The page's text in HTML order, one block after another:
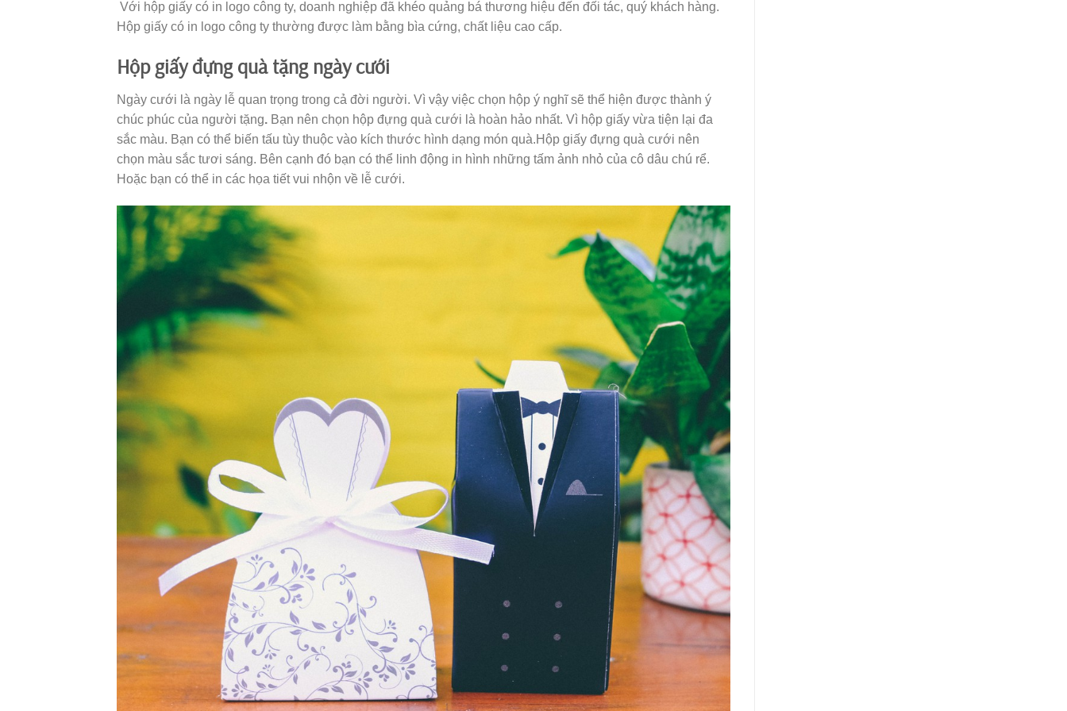
Hộp giấy đựng quà tặng cao cấp
Hộp giấy cao cấp thường dùng để chứa sản phẩm cao cấp như: rượu, hộp yến sào hay các sản phẩm mang
thương hiệu như :bóp ví, quần áo, caravat, hay đựng những thực phẩm dinh dưỡng quý…Nó giúp tạo nên
sự đẳng cấp của món quà.
Nó có tác dụng làm tăng thêm vẻ thẩm mỹ, giá trị của món quà tặng và còn có tính chất quảng cáo thương
hiệu. Món quà được tặng cao cấp thường phải đi kèm với hộp đựng quà phù hợp.
Hộp giấy được làm từ bìa cứng được làm bằng carton lạnh,Trên bề mặt được chế tác bằng những loại giấy
mỹ thuật cao cấp.
Hộp giấy đựng quà in mẫu logo
Các công ty thường tặng cho quý đối tác những món quà tặng kèm trong hộp giấy có in logo công ty.
Với hộp giấy có in logo công ty, doanh nghiệp đã khéo quảng bá thương hiệu đến đối tác, quý khách hàng.
Hộp giấy có in logo công ty thường được làm bằng bìa cứng, chất liệu cao cấp.